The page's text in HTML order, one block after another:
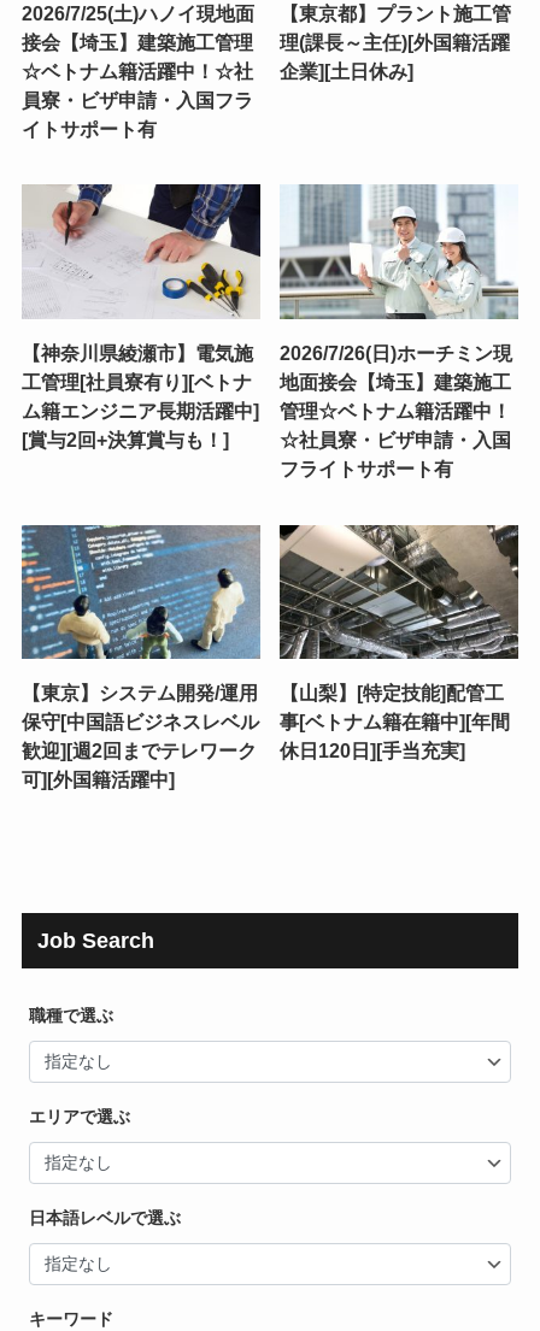
2026/7/25(土)ハノイ現地面
接会【埼玉】建築施工管理
☆ベトナム籍活躍中！☆社
員寮・ビザ申請・入国フラ
イトサポート有
【東京都】プラント施工管
理(課長～主任)[外国籍活躍
企業][土日休み]
【神奈川県綾瀬市】電気施
工管理[社員寮有り][ベトナ
ム籍エンジニア長期活躍中]
[賞与2回+決算賞与も！]
2026/7/26(日)ホーチミン現
地面接会【埼玉】建築施工
管理☆ベトナム籍活躍中！
☆社員寮・ビザ申請・入国
フライトサポート有
【東京】システム開発/運用
保守[中国語ビジネスレベル
歓迎][週2回までテレワーク
可][外国籍活躍中]
【山梨】[特定技能]配管工
事[ベトナム籍在籍中][年間
休日120日][手当充実]
Job Search
職種で選ぶ
エリアで選ぶ
日本語レベルで選ぶ
キーワード